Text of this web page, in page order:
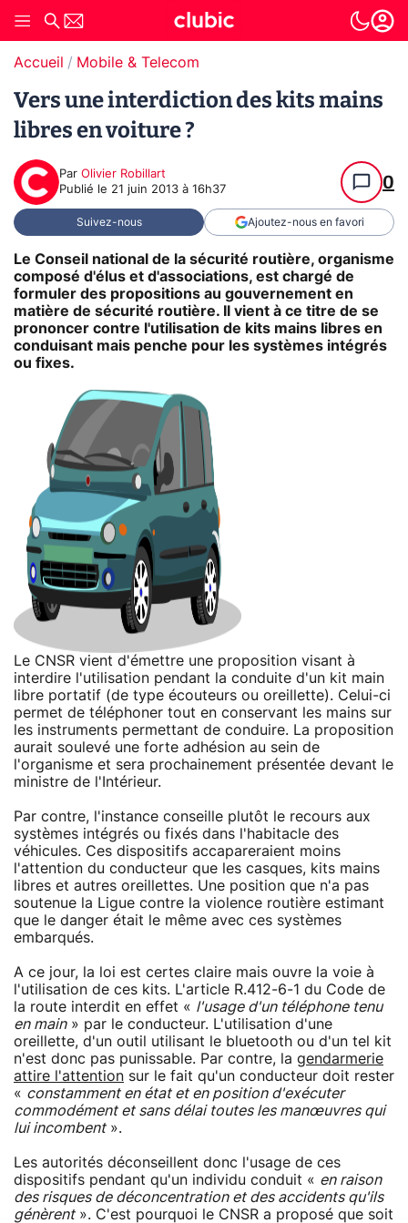
Accueil Mobile & Telecom
Vers une interdiction des kits mains
libres en voiture ?
Par Olivier Robillart
Publié le 21 juin 2013 à 16h37 0
Suivez-nous Ajoutez-nous en favori
Le Conseil national de la sécurité routière, organisme
composé d'élus et d'associations, est chargé de
formuler des propositions au gouvernement en
matière de sécurité routière. Il vient à ce titre de se
prononcer contre l'utilisation de kits mains libres en
conduisant mais penche pour les systèmes intégrés
ou fixes.
Le CNSR vient d'émettre une proposition visant à
interdire l'utilisation pendant la conduite d'un kit main
libre portatif (de type écouteurs ou oreillette). Celui-ci
permet de téléphoner tout en conservant les mains sur
les instruments permettant de conduire. La proposition
aurait soulevé une forte adhésion au sein de
l'organisme et sera prochainement présentée devant le
ministre de l'Intérieur.
Par contre, l'instance conseille plutôt le recours aux
systèmes intégrés ou fixés dans l'habitacle des
véhicules. Ces dispositifs accapareraient moins
l'attention du conducteur que les casques, kits mains
libres et autres oreillettes. Une position que n'a pas
soutenue la Ligue contre la violence routière estimant
que le danger était le même avec ces systèmes
embarqués.
A ce jour, la loi est certes claire mais ouvre la voie à
l'utilisation de ces kits. L'article R.412-6-1 du Code de
la route interdit en effet « l'usage d'un téléphone tenu
en main» par le conducteur. L'utilisation d'une
oreillette, d'un outil utilisant le bluetooth ou d'un tel kit
n'est donc pas punissable. Par contre, la gendarmerie
attire l'attention sur le fait qu'un conducteur doit rester
« constamment en état et en position d'exécuter
commodément et sans délai toutes les manœuvres qui
lui incombent».
Les autorités déconseillent donc l'usage de ces
dispositifs pendant qu'un individu conduit « en raison
des risques de déconcentration et des accidents qu'ils
génèrent». C'est pourquoi le CNSR a proposé que soit